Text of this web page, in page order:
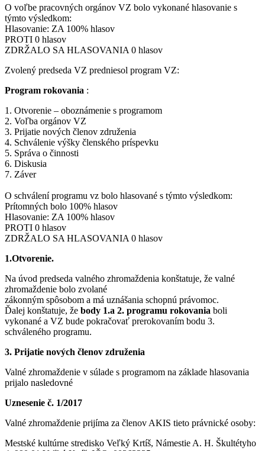
O voľbe pracovných orgánov VZ bolo vykonané hlasovanie s
týmto výsledkom:
Hlasovanie: ZA 100% hlasov
PROTI 0 hlasov
ZDRŽALO SA HLASOVANIA 0 hlasov
Zvolený predseda VZ predniesol program VZ:
Program rokovania :
1. Otvorenie – oboznámenie s programom
2. Voľba orgánov VZ
3. Prijatie nových členov združenia
4. Schválenie výšky členského príspevku
5. Správa o činnosti
6. Diskusia
7. Záver
O schválení programu vz bolo hlasované s týmto výsledkom:
Prítomných bolo 100% hlasov
Hlasovanie: ZA 100% hlasov
PROTI 0 hlasov
ZDRŽALO SA HLASOVANIA 0 hlasov
1.Otvorenie.
Na úvod predseda valného zhromaždenia konštatuje, že valné
zhromaždenie bolo zvolané
zákonným spôsobom a má uznášania schopnú právomoc.
Ďalej konštatuje, že body 1.a 2. programu rokovania boli
vykonané a VZ bude pokračovať prerokovaním bodu 3.
schváleného programu.
3. Prijatie nových členov združenia
Valné zhromaždenie v súlade s programom na základe hlasovania
prijalo nasledovné
Uznesenie č. 1/2017
Valné zhromaždenie prijíma za členov AKIS tieto právnické osoby:
Mestské kultúrne stredisko Veľký Krtíš, Námestie A. H. Škultétyho